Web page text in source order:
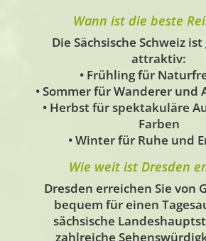
Wann ist die beste
Die Sächsische Schweiz
attraktiv:
• Frühling für
• Sommer für Wanderer
• Herbst für spektakuläre
Farben
• Winter für Ruhe und
Wie weit ist Dresden
Dresden erreichen Sie von
bequem für einen
sächsische
zahlreiche